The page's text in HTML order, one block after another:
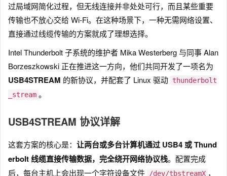
过局域网简化过程，但无线连接并非处处可行，而且某些重要
传输也不放心交给 Wi-Fi。在这种场景下，一种无需网络设置、
直接通过线缆传输的方案就成了理想选择。
Intel Thunderbolt 子系统的维护者 Mika Westerberg 与同事 Alan
Borzeszkowski 正在推进这一方向，他们共同开发了一项名为
USB4STREAM 的新协议，并配套了 Linux 驱动 thunderbolt
_stream 。
USB4STREAM 协议详解
这套方案的核心是： 让两台或多台计算机通过 USB4 或 Thund
erbolt 线缆直接传输数据，完全绕开网络协议栈。配置完成
后，每台主机上会出现一个字符设备文件
/dev/tbstreamX ，